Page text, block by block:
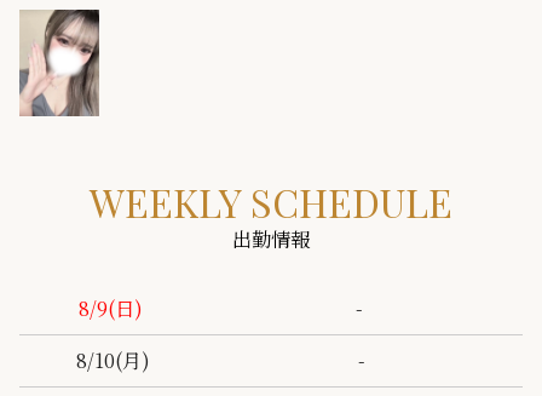
WEEKLY SCHEDULE
出勤情報
8/9(日)
-
8/10(月)
-